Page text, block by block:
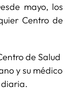
mayo, los
Centro de
de Salud
y su médico